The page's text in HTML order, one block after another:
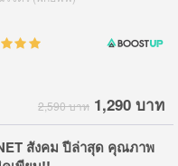
2,590 บาท 1,290 บาท
สังคม ปีล่าสุด คุณภาพ